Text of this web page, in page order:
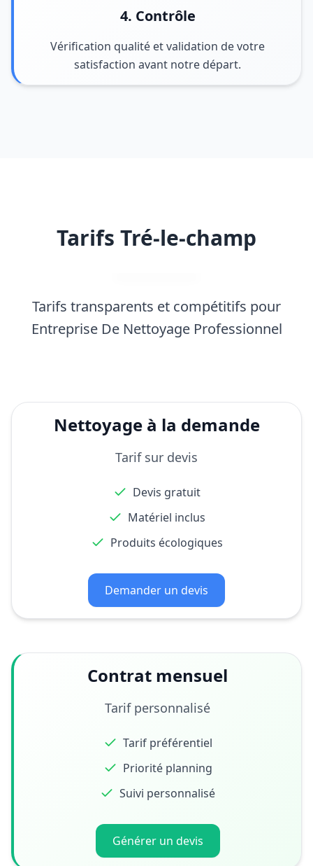
4. Contrôle
Vérification qualité et validation de votre
satisfaction avant notre départ.
Tarifs Tré-le-champ
Tarifs transparents et compétitifs pour
Entreprise De Nettoyage Professionnel
Nettoyage à la demande
Tarif sur devis
Devis gratuit
Matériel inclus
Produits écologiques
Demander un devis
Contrat mensuel
Tarif personnalisé
Tarif préférentiel
Priorité planning
Suivi personnalisé
Générer un devis